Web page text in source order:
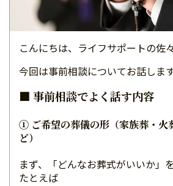
こんにちは、ライフサポートの佐
今回は事前相談についてお話します
■ 事前相談でよく話す内容
① ご希望の葬儀の形（家族葬・火
ど）
まず、「どんなお葬式がいいか」
たとえば――